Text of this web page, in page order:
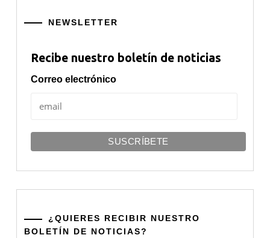
NEWSLETTER
Recibe nuestro boletín de noticias
Correo electrónico
¿QUIERES RECIBIR NUESTRO
BOLETÍN DE NOTICIAS?